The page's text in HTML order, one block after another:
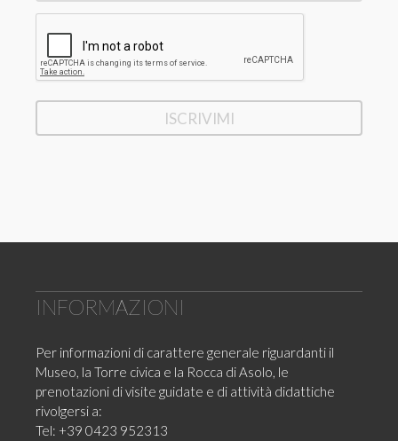
INFORMAZIONI
Per informazioni di carattere generale riguardanti il
Museo, la Torre civica e la Rocca di Asolo, le
prenotazioni di visite guidate e di attività didattiche
rivolgersi a:
Tel: +39 0423 952313